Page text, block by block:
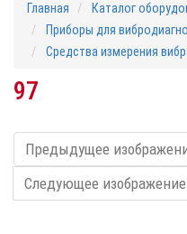
Главная
Каталог
Приборы для
Средства измерения
97
Предыдущее
Следующее изображение